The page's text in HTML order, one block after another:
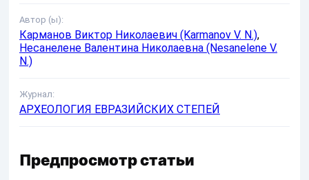
Автор (ы):
Карманов Виктор Николаевич (Karmanov V. N.),
Несанелене Валентина Николаевна (Nesanelene V.
N.)
Журнал:
АРХЕОЛОГИЯ ЕВРАЗИЙСКИХ СТЕПЕЙ
Предпросмотр статьи